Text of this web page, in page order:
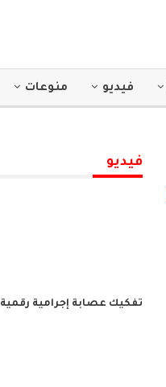
فيديو منوعات
فيديو
تفكيك عصابة إجرامية رقمية